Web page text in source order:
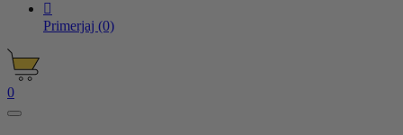

Primerjaj (0)
0